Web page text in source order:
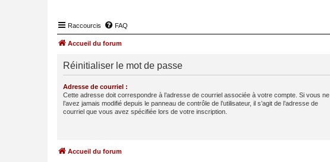
Raccourcis FAQ
Accueil du forum
Réinitialiser le mot de passe
Adresse de courriel :
Cette adresse doit correspondre à l’adresse de courriel associée à votre compte. Si vous ne
l’avez jamais modifié depuis le panneau de contrôle de l’utilisateur, il s’agit de l’adresse de
courriel que vous avez spécifiée lors de votre inscription.
Accueil du forum